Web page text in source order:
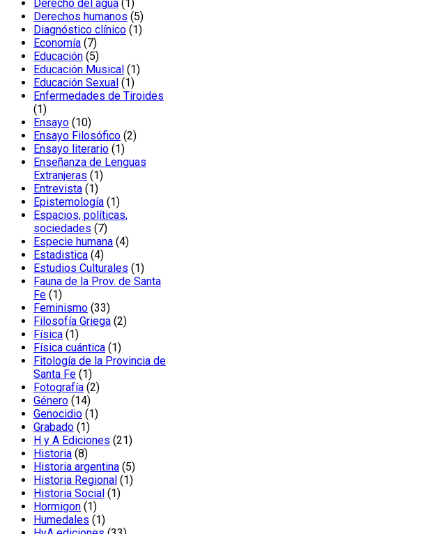
Derecho del agua 1
producto
Derechos humanos 55
productos
Diagnóstico clínico 11
Economía 77
productos
Educación 55
productos
Educación Musical 11
Educación Sexual 11
producto
Enfermedades de Tiroides
11
producto
Ensayo 1010
productos
Ensayo Filosófico 22
Ensayo literario 11
producto
Enseñanza de Lenguas
Extranjeras 11
Entrevista 11
producto
Epistemología 11
producto
Espacios, políticas,
sociedades 77
productos
Especie humana 44
Estadistica 44
productos
Estudios Culturales 11
producto
Fauna de la Prov. de Santa
Fe 11
producto
Feminismo 3333
productos
Filosofía Griega 22
Física 11
producto
Física cuántica 11
producto
Fitología de la Provincia de
Santa Fe 11
producto
Fotografía 22
Género 1414
productos
Genocidio 11
Grabado 11
producto
H y A Ediciones 2121
Historia 88
productos
Historia argentina 55
productos
Historia Regional 11
Historia Social 11
Hormigon 11
producto
Humedales 11